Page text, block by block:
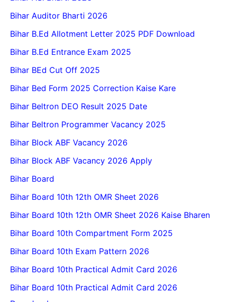
Bihar Auditor Bharti 2026
Bihar B.Ed Allotment Letter 2025 PDF Download
Bihar B.Ed Entrance Exam 2025
Bihar BEd Cut Off 2025
Bihar Bed Form 2025 Correction Kaise Kare
Bihar Beltron DEO Result 2025 Date
Bihar Beltron Programmer Vacancy 2025
Bihar Block ABF Vacancy 2026
Bihar Block ABF Vacancy 2026 Apply
Bihar Board
Bihar Board 10th 12th OMR Sheet 2026
Bihar Board 10th 12th OMR Sheet 2026 Kaise Bharen
Bihar Board 10th Compartment Form 2025
Bihar Board 10th Exam Pattern 2026
Bihar Board 10th Practical Admit Card 2026
Bihar Board 10th Practical Admit Card 2026